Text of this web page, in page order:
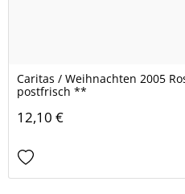
Caritas / Weihnachten 2005
postfrisch **
12,10 €